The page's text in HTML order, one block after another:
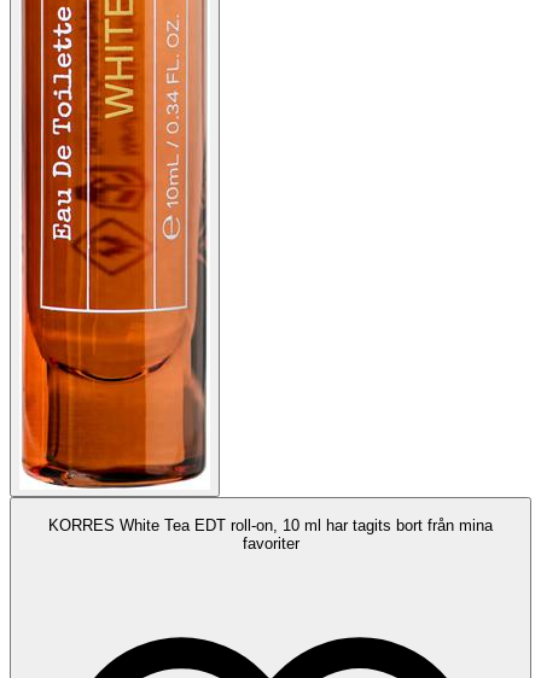
KORRES White Tea EDT roll-on, 10 ml har tagits bort från mina
favoriter